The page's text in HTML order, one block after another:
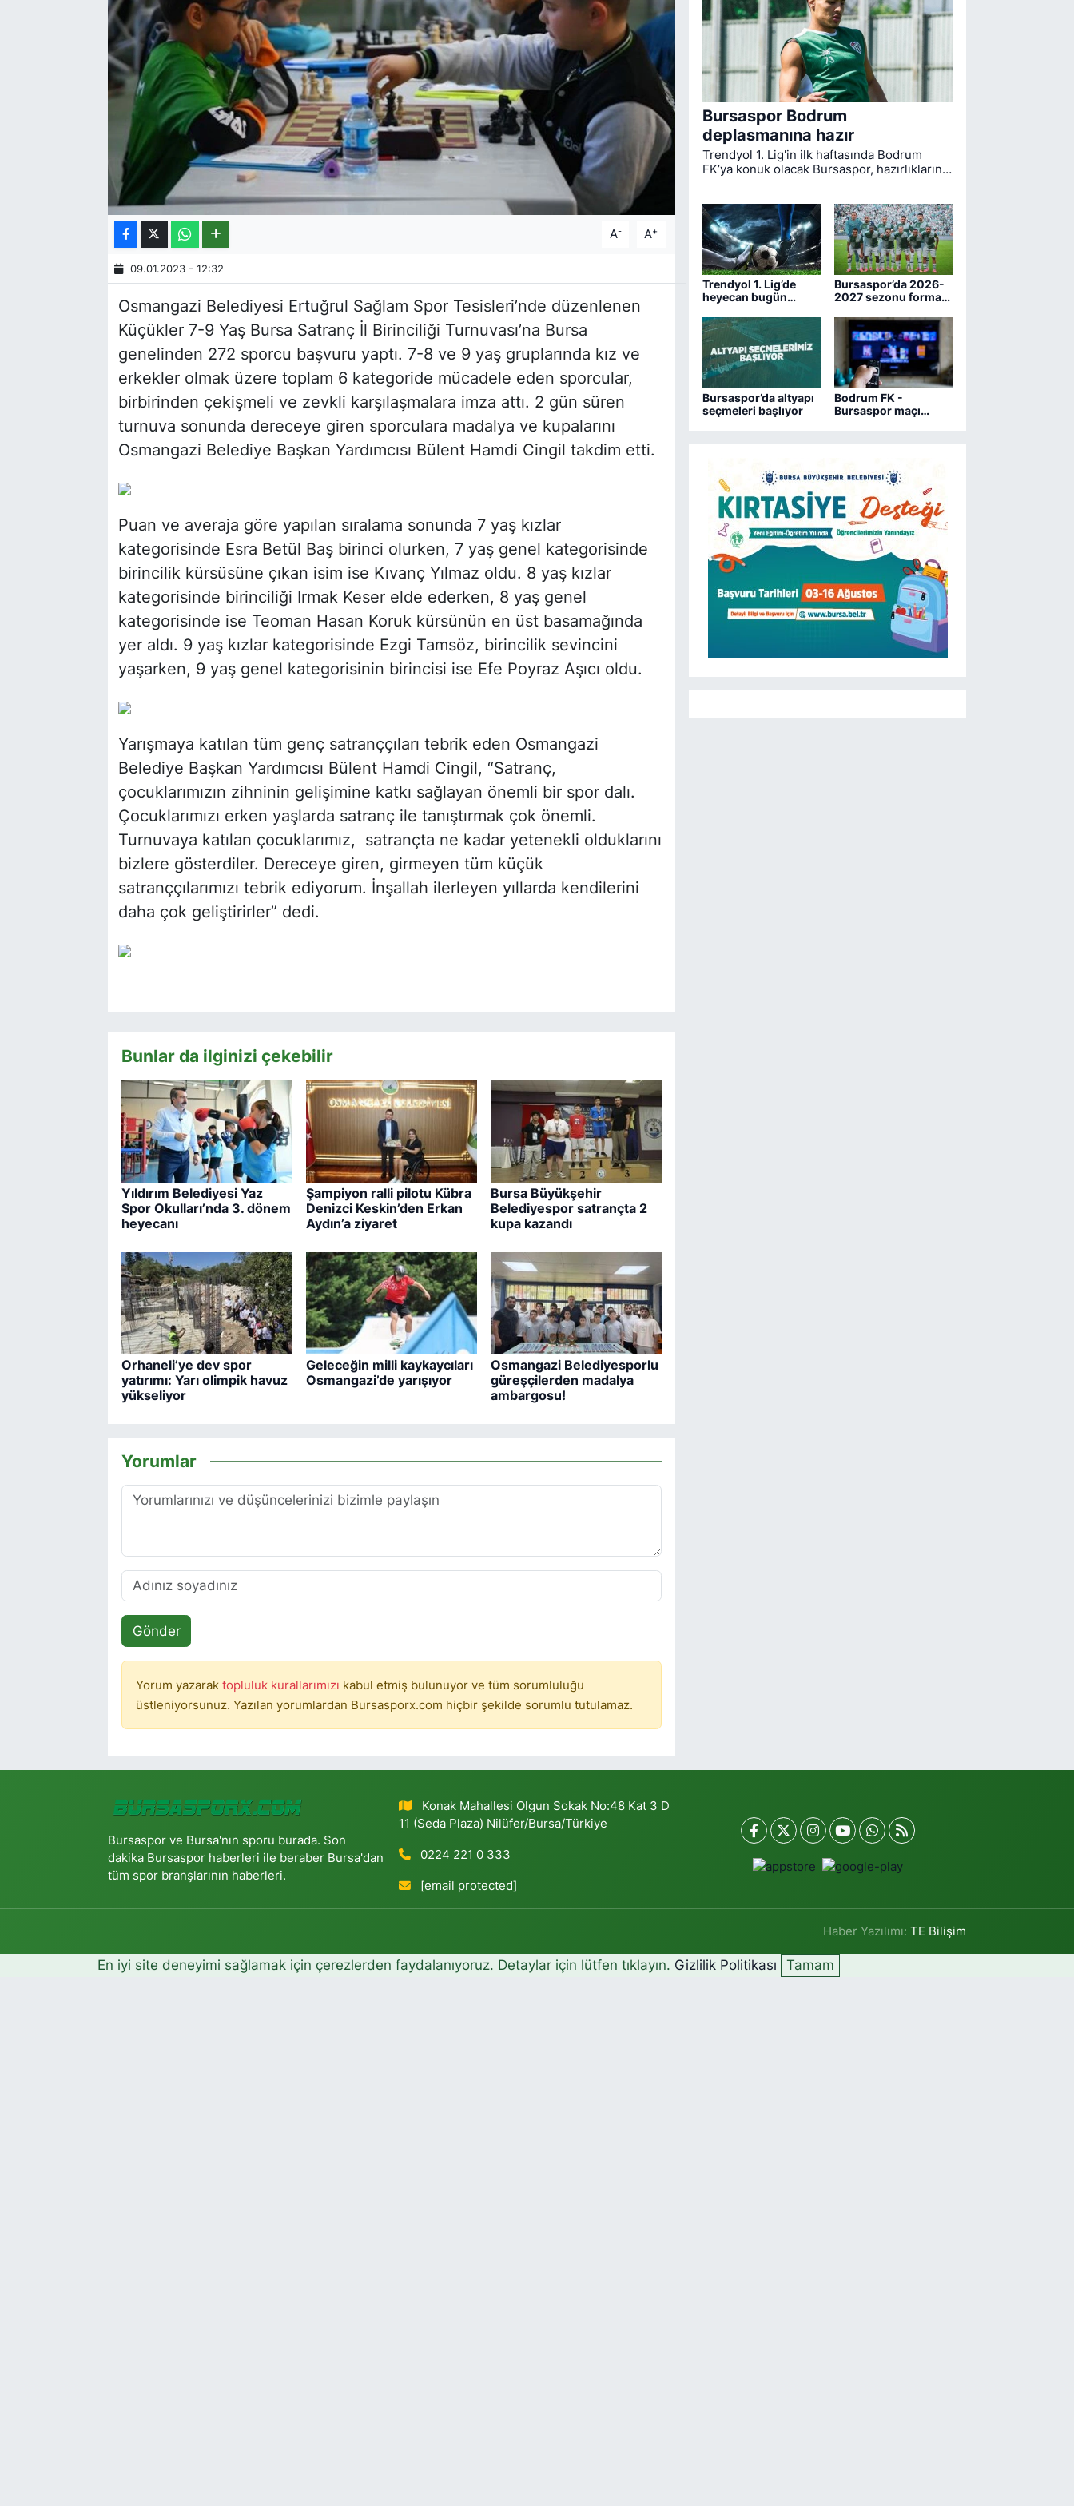
A- A+
09.01.2023 - 12:32
Osmangazi Belediyesi Ertuğrul Sağlam Spor Tesisleri’nde düzenlenen
Küçükler 7-9 Yaş Bursa Satranç İl Birinciliği Turnuvası’na Bursa
genelinden 272 sporcu başvuru yaptı. 7-8 ve 9 yaş gruplarında kız ve
erkekler olmak üzere toplam 6 kategoride mücadele eden sporcular,
birbirinden çekişmeli ve zevkli karşılaşmalara imza attı. 2 gün süren
turnuva sonunda dereceye giren sporculara madalya ve kupalarını
Osmangazi Belediye Başkan Yardımcısı Bülent Hamdi Cingil takdim etti.
Puan ve averaja göre yapılan sıralama sonunda 7 yaş kızlar
kategorisinde Esra Betül Baş birinci olurken, 7 yaş genel kategorisinde
birincilik kürsüsüne çıkan isim ise Kıvanç Yılmaz oldu. 8 yaş kızlar
kategorisinde birinciliği Irmak Keser elde ederken, 8 yaş genel
kategorisinde ise Teoman Hasan Koruk kürsünün en üst basamağında
yer aldı. 9 yaş kızlar kategorisinde Ezgi Tamsöz, birincilik sevincini
yaşarken, 9 yaş genel kategorisinin birincisi ise Efe Poyraz Aşıcı oldu.
Yarışmaya katılan tüm genç satranççıları tebrik eden Osmangazi
Belediye Başkan Yardımcısı Bülent Hamdi Cingil, “Satranç,
çocuklarımızın zihninin gelişimine katkı sağlayan önemli bir spor dalı.
Çocuklarımızı erken yaşlarda satranç ile tanıştırmak çok önemli.
Turnuvaya katılan çocuklarımız, satrançta ne kadar yetenekli olduklarını
bizlere gösterdiler. Dereceye giren, girmeyen tüm küçük
satranççılarımızı tebrik ediyorum. İnşallah ilerleyen yıllarda kendilerini
daha çok geliştirirler” dedi.
Bunlar da ilginizi çekebilir
Yıldırım Belediyesi Yaz
Spor Okulları’nda 3. dönem
heyecanı
Şampiyon ralli pilotu Kübra
Denizci Keskin’den Erkan
Aydın’a ziyaret
Bursa Büyükşehir
Belediyespor satrançta 2
kupa kazandı
Orhaneli’ye dev spor
yatırımı: Yarı olimpik havuz
yükseliyor
Geleceğin milli kaykaycıları
Osmangazi’de yarışıyor
Osmangazi Belediyesporlu
güreşçilerden madalya
ambargosu!
Yorumlar
Gönder
Yorum yazarak topluluk kurallarımızı kabul etmiş bulunuyor ve tüm sorumluluğu
üstleniyorsunuz. Yazılan yorumlardan Bursasporx.com hiçbir şekilde sorumlu tutulamaz.
Bursaspor Bodrum
deplasmanına hazır
Trendyol 1. Lig'in ilk haftasında Bodrum
FK’ya konuk olacak Bursaspor, hazırlıklarını
mücadelesini hakem Yiğit Arslan yönetecek.
Trendyol 1. Lig’de
heyecan bugün
Bursaspor’da 2026-
2027 sezonu forma
Bursaspor’da altyapı
seçmeleri başlıyor
Bodrum FK -
Bursaspor maçı
Bursaspor ve Bursa'nın sporu burada. Son
dakika Bursaspor haberleri ile beraber Bursa'dan
tüm spor branşlarının haberleri.
Konak Mahallesi Olgun Sokak No:48 Kat 3 D
11 (Seda Plaza) Nilüfer/Bursa/Türkiye
0224 221 0 333
[email protected]
Haber Yazılımı:TE Bilişim
En iyi site deneyimi sağlamak için çerezlerden faydalanıyoruz. Detaylar için lütfen tıklayın. Gizlilik Politikası Tamam